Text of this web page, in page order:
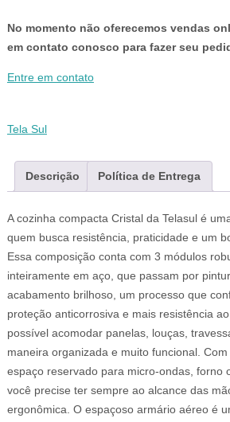
No momento não oferecemos vendas
em contato conosco para fazer seu
Entre em contato
Tela Sul
Descrição Política de Entrega
A cozinha compacta Cristal da Telasul é
quem busca resistência, praticidade e um
Essa composição conta com 3 módulos
inteiramente em aço, que passam por
acabamento brilhoso, um processo que
proteção anticorrosiva e mais resistência
possível acomodar panelas, louças,
maneira organizada e muito funcional.
espaço reservado para micro-ondas, forno
você precise ter sempre ao alcance das
ergonômica. O espaçoso armário aéreo é